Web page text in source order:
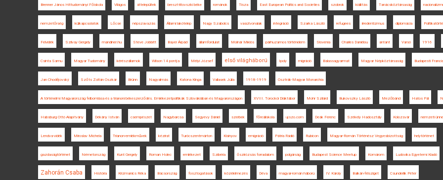
Brenner János Hittudományi Főiskola Világos áttelepültek breszt-litovszki béke románok Tisza East European Politics and Societies szobrok kiállítás Tanácsköztársaság
nemzetőrség külkapcsolatok Lőcse népszavazás Állami lakótelep Nagy Szabolcs vasútvonalak integráció Szarka László refugees irredentizmus diplomácia
Felvidék Szilvay Gergely mandiner.hu Steve Jobbitt Bayer Árpád államfordulat Molnár Miklós párhuzamos történelem Slovenia Charles Daniélou antant Varsó 1916
Csinta Samu Magyar Tudomány kérészállamok Wilson 14 pontja Mélyi József első világháború Ipoly migráció Balassagyarmat Magyar Népköztársaság Budapesti
Jan Chodějovský Szőts Zoltán Oszkár Brünn Nagyalmás Katona Kinga Vallasek Júlia 1918-1919 Osztrák-Magyar Monarchia
A történelmi Magyarország felbomlása és a trianoni békeszerződés. Emlékezetpolitikák Szlovákiában és Magyarországon XVIII. Torockói Diáktábor Mohr Szilárd Bukovszky László Mezőbánd Hatos Pál
Habsburg Ottó Alapítvány Dékány István csempészet Nagybarcsa Segyevy Dániel szerbek főreáliskola ujszo.com Deák Ferenc Székely Hadosztály Kolozsvár nemzeti
Lendva-vidék Miroslav Michela Trianon-emlékművek kézirat Turócszentmárton Kisinyov emigráció Pátria Rádió Rubicon Magyar-Román Történész Vegyesbizottság helytörténet
gazdaságtörténet Németország Kunt Gergely Roman Holec emlékezet Szibéria őszirózsás forradalom polgárság Budapest Science Meetup Komárom Ludovika Egyetemi Kiadó
Zahorán Csaba História Krizmanics Réka Bácsország fosztogatások közélelmezés Déva magyar-román háború IV. Károly Balkán-félsziget Csunderlik Péter